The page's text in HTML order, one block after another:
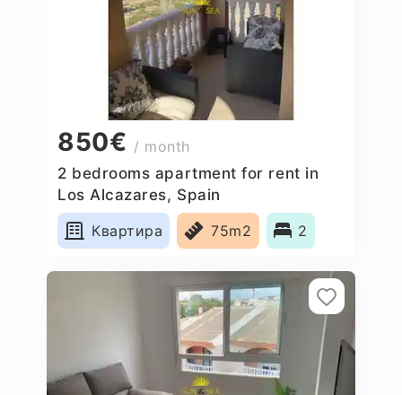
850€ / month
2 bedrooms apartment for rent in
Los Alcazares, Spain
Квартира
75m2 2